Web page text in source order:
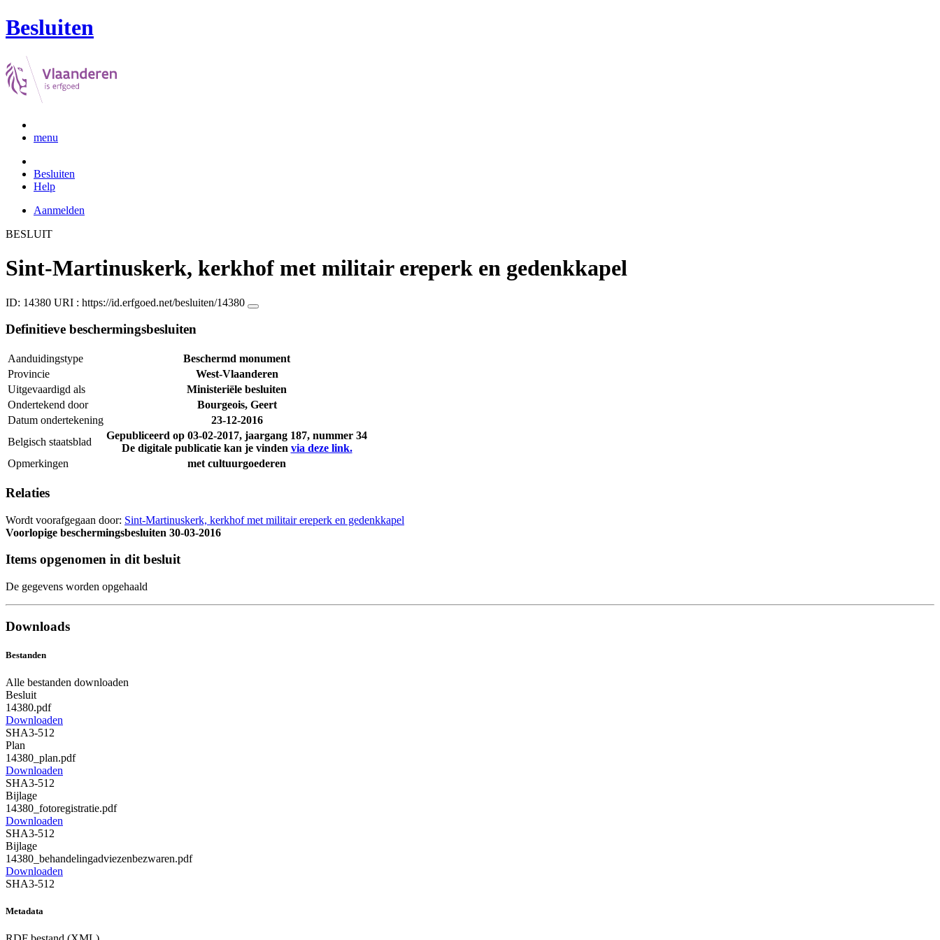
Besluiten
menu
Besluiten
Help
Aanmelden
BESLUIT
Sint-Martinuskerk, kerkhof met militair ereperk en gedenkkapel
ID: 14380 URI : https://id.erfgoed.net/besluiten/14380
Definitieve beschermingsbesluiten
Aanduidingstype
Beschermd monument
Provincie
West-Vlaanderen
Uitgevaardigd als
Ministeriële besluiten
Ondertekend door
Bourgeois, Geert
Datum ondertekening
23-12-2016
Belgisch staatsblad
Gepubliceerd op 03-02-2017, jaargang 187, nummer 34
De digitale publicatie kan je vinden via deze link.
Opmerkingen
met cultuurgoederen
Relaties
Wordt voorafgegaan door: Sint-Martinuskerk, kerkhof met militair ereperk en gedenkkapel
Voorlopige beschermingsbesluiten 30-03-2016
Items opgenomen in dit besluit
De gegevens worden opgehaald
Downloads
Bestanden
Alle bestanden downloaden
Besluit
14380.pdf
Downloaden
SHA3-512
Plan
14380_plan.pdf
Downloaden
SHA3-512
Bijlage
14380_fotoregistratie.pdf
Downloaden
SHA3-512
Bijlage
14380_behandelingadviezenbezwaren.pdf
Downloaden
SHA3-512
Metadata